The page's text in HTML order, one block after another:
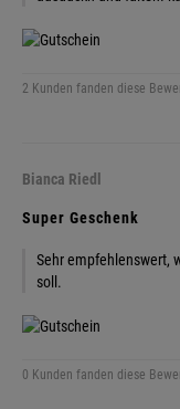
2 Kunden fanden diese
Bianca Riedl
Super Geschenk
Sehr empfehlenswert,
soll.
0 Kunden fanden diese